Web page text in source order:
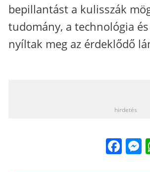
bepillantást a kulisszák
tudomány, a technológia
nyíltak meg az érdeklődő
hirdetés